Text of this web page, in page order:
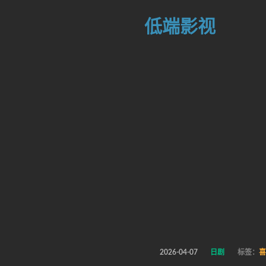
低端影视
2026-04-07 日剧 标签：